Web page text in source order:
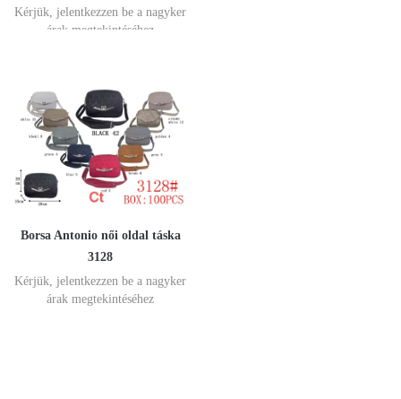
Kérjük, jelentkezzen be a nagyker
árak megtekintéséhez
Borsa Antonio női oldal táska
3128
Kérjük, jelentkezzen be a nagyker
árak megtekintéséhez